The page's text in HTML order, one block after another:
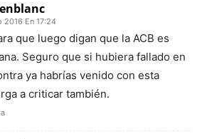
2016 En 17:24
que luego digan que la ACB es
Seguro que si hubiera fallado en
ya habrías venido con esta
a criticar también.